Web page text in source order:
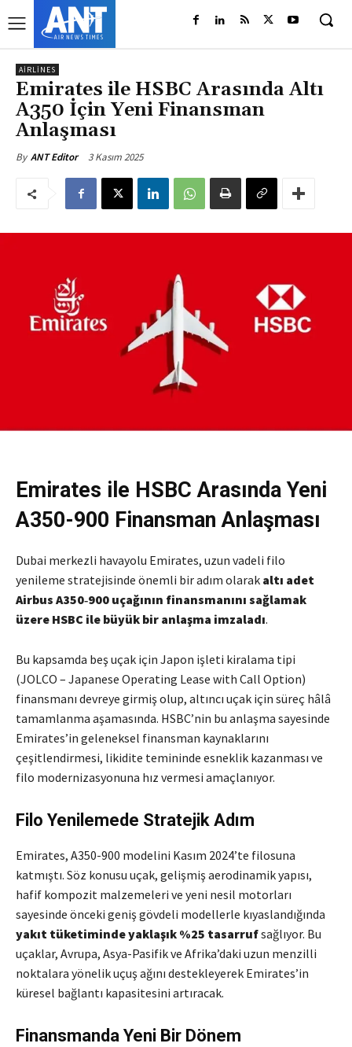
AIRLINES
Emirates ile HSBC Arasında Altı
A350 İçin Yeni Finansman
Anlaşması
By ANT Editor 3 Kasım 2025
Emirates ile HSBC Arasında Yeni
A350-900 Finansman Anlaşması
Dubai merkezli havayolu Emirates, uzun vadeli filo
yenileme stratejisinde önemli bir adım olarak altı adet
Airbus A350‑900 uçağının finansmanını sağlamak
üzere HSBC ile büyük bir anlaşma imzaladı.
Bu kapsamda beş uçak için Japon işleti kiralama tipi
(JOLCO – Japanese Operating Lease with Call Option)
finansmanı devreye girmiş olup, altıncı uçak için süreç hâlâ
tamamlanma aşamasında. HSBC’nin bu anlaşma sayesinde
Emirates’in geleneksel finansman kaynaklarını
çeşitlendirmesi, likidite temininde esneklik kazanması ve
filo modernizasyonuna hız vermesi amaçlanıyor.
Filo Yenilemede Stratejik Adım
Emirates, A350-900 modelini Kasım 2024’te filosuna
katmıştı. Söz konusu uçak, gelişmiş aerodinamik yapısı,
hafif kompozit malzemeleri ve yeni nesil motorları
sayesinde önceki geniş gövdeli modellerle kıyaslandığında
yakıt tüketiminde yaklaşık %25 tasarrufsağlıyor. Bu
uçaklar, Avrupa, Asya-Pasifik ve Afrika’daki uzun menzilli
noktalara yönelik uçuş ağını destekleyerek Emirates’in
küresel bağlantı kapasitesini artıracak.
Finansmanda Yeni Bir Dönem